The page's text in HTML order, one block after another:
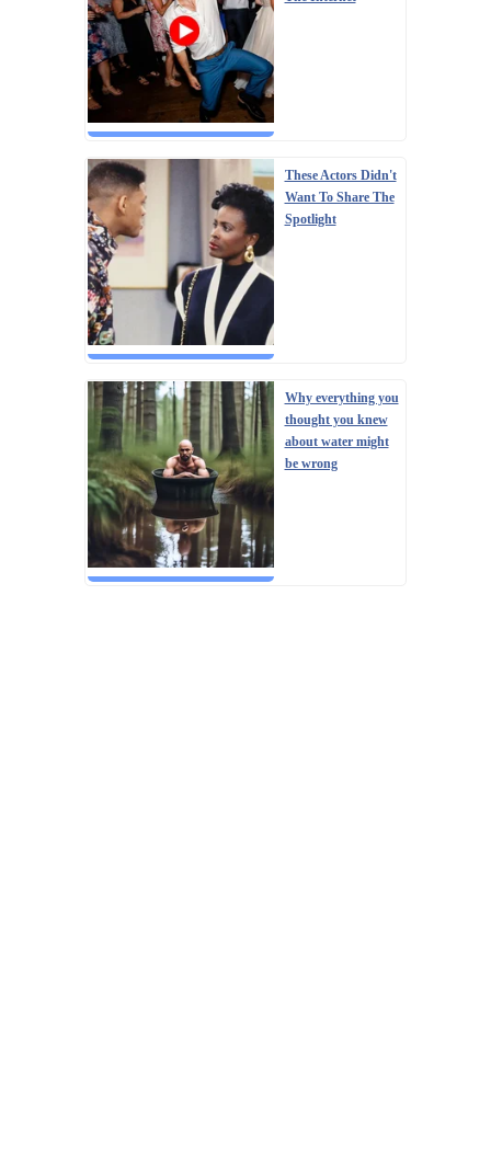
These Actors Didn't
Want To Share The
Spotlight
Why everything you
thought you knew
about water might
be wrong